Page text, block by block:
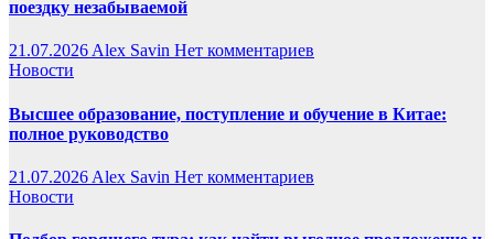
поездку незабываемой
21.07.2026 Alex Savin Нет комментариев
Новости
Высшее образование, поступление и обучение в Китае:
полное руководство
21.07.2026 Alex Savin Нет комментариев
Новости